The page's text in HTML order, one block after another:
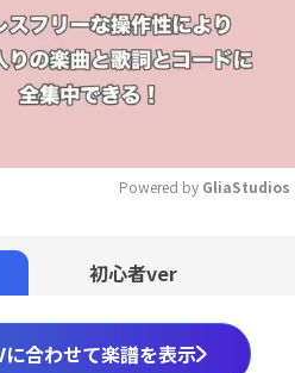
Powered by GliaStudios
初心者ver
合わせて楽譜を表示